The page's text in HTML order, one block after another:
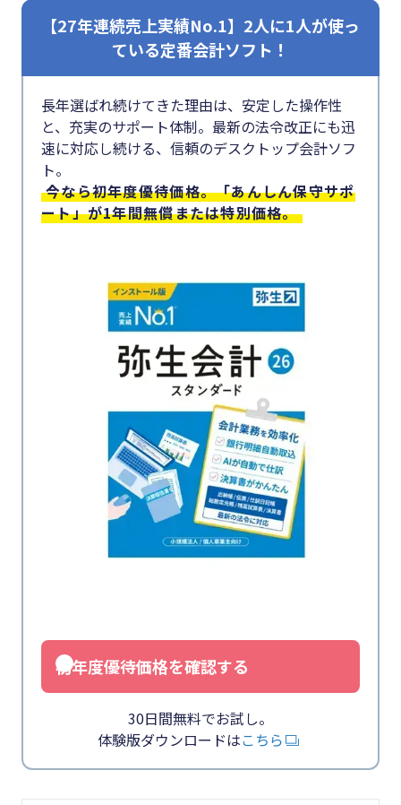
【27年連続売上実績No.1】2人に1人が使っ
ている定番会計ソフト！
長年選ばれ続けてきた理由は、安定した操作性
と、充実のサポート体制。最新の法令改正にも迅
速に対応し続ける、信頼のデスクトップ会計ソフ
ト。
今なら初年度優待価格。「あんしん保守サポ
ート」が1年間無償または特別価格。
初年度優待価格を確認する
30日間無料でお試し。
体験版ダウンロードはこちら